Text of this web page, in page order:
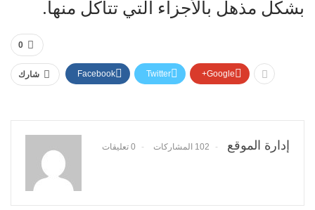
بشكل مذهل بالأجزاء التي تتآكل منها.
0
شارك Facebook Twitter Google+
إدارة الموقع 102 المشاركات 0 تعليقات